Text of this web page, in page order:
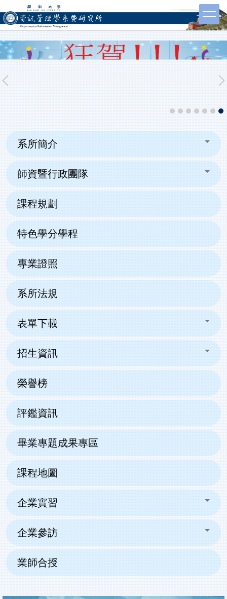
到
主
要
內
容
系所簡介
師資暨行政團隊
課程規劃
特色學分學程
專業證照
系所法規
表單下載
招生資訊
榮譽榜
評鑑資訊
畢業專題成果專區
課程地圖
企業實習
企業參訪
業師合授